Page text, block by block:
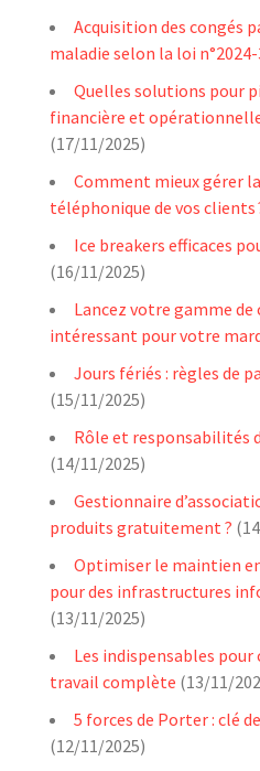
Acquisition des congés
maladie selon la loi
Quelles solutions pour
financière et
(17/11/2025)
Comment mieux gérer
téléphonique de vos clients
Ice breakers efficaces
(16/11/2025)
Lancez votre gamme
intéressant pour votre
Jours fériés : règles de
(15/11/2025)
Rôle et responsabilités
(14/11/2025)
Gestionnaire
produits gratuitement ?
Optimiser le maintien
pour des infrastructures
(13/11/2025)
Les indispensables
travail complète (13/11/
5 forces de Porter : clé
(12/11/2025)